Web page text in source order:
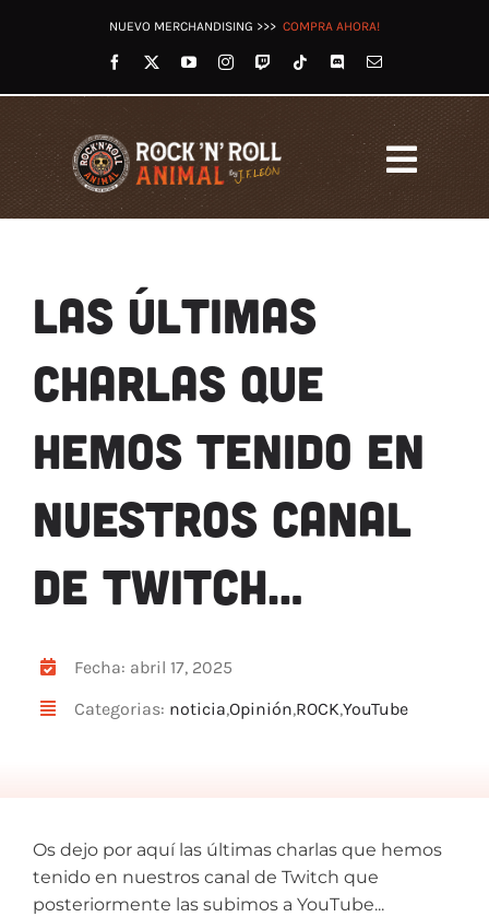
NUEVO MERCHANDISING >>> COMPRA AHORA!
OTROS PODCASTS
VÍDEOS
TWITCH
TIENDA
ARTÍCULOS
MECENAZGO
CONTACTO
BIO
LAS ÚLTIMAS
CHARLAS QUE
HEMOS TENIDO EN
NUESTROS CANAL
DE TWITCH…
Fecha: abril 17, 2025
Categorias: noticia,Opinión,ROCK,YouTube
Os dejo por aquí las últimas charlas que hemos
tenido en nuestros canal de Twitch que
posteriormente las subimos a YouTube...